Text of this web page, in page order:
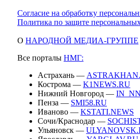
Согласие на обработку
Политика по защите
О НАРОДНОЙ МЕДИА-ГРУППЕ
Все порталы НМГ:
Астрахань —
Кострома — K1NEWS.RU
Нижний Новгород —
Пенза — SMI58.RU
Иваново — KSTATI.NEWS
Сочи/Краснодар —
Ульяновск —